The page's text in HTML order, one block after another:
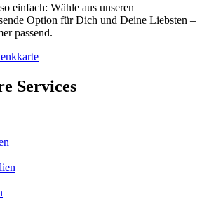
einfach: Wähle aus unseren
Option für Dich und Deine Liebsten –
passend.
Services